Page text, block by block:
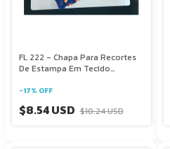
FL 222 - Chapa Para Recortes
De Estampa Em Tecido
-17% OFF
$8.54 USD $10.24 USD